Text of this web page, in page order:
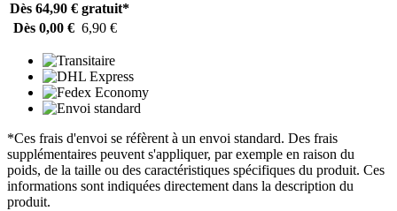
Dès 64,90 € gratuit*
Dès 0,00 € 6,90 €
*Ces frais d'envoi se réfèrent à un envoi standard. Des frais
supplémentaires peuvent s'appliquer, par exemple en raison du
poids, de la taille ou des caractéristiques spécifiques du produit. Ces
informations sont indiquées directement dans la description du
produit.